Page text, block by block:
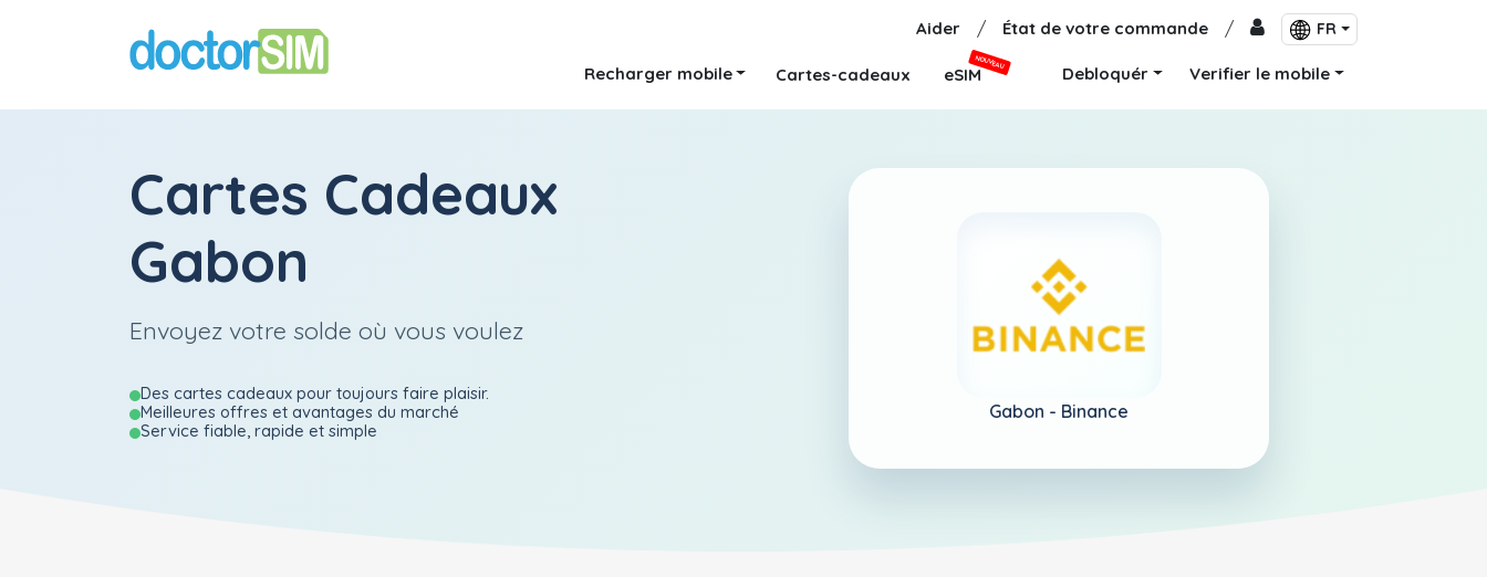
Aider / État de votre commande / FR
Recharger mobile Cartes-cadeaux eSIM
NOUVEAU
Debloquér Verifier le mobile
Cartes Cadeaux
Gabon
Envoyez votre solde où vous voulez
Des cartes cadeaux pour toujours faire plaisir.
Meilleures offres et avantages du marché
Service fiable, rapide et simple
Gabon - Binance